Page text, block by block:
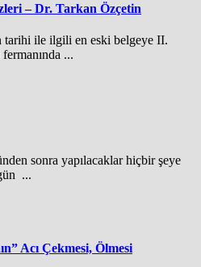
– Dr. Tarkan Özçetin
ile ilgili en eski belgeye II.
...
sonra yapılacaklar hiçbir şeye
...
Acı Çekmesi, Ölmesi